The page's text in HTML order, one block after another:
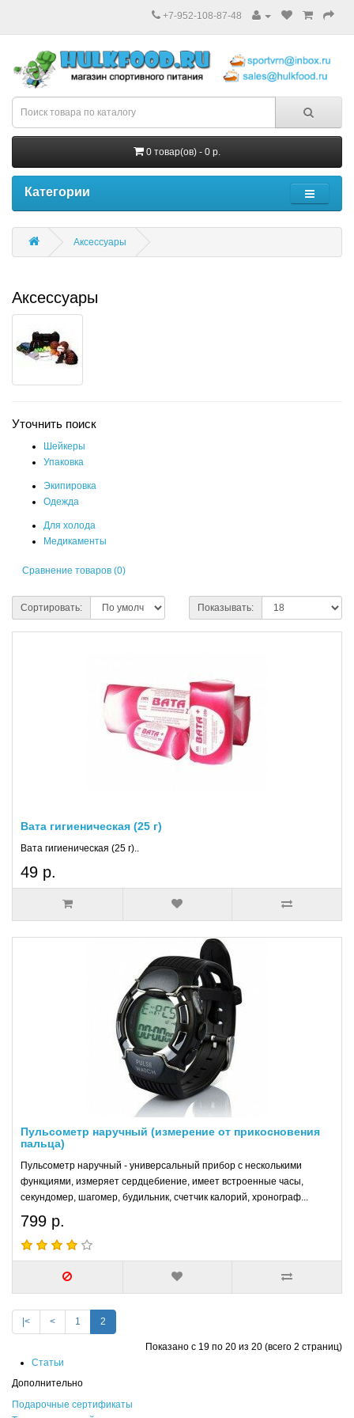
+7-952-108-87-48
0 товар(ов) - 0 р.
Категории
Аксессуары
Аксессуары
Уточнить поиск
Шейкеры
Упаковка
Экипировка
Одежда
Для холода
Медикаменты
Сравнение товаров (0)
Сортировать: Показывать:
Вата гигиеническая (25 г)
Вата гигиеническая (25 г)..
49 р.
Пульсометр наручный (измерение от прикосновения
пальца)
Пульсометр наручный - универсальный прибор с несколькими
функциями, измеряет сердцебиение, имеет встроенные часы,
секундомер, шагомер, будильник, счетчик калорий, хронограф...
799 р.
|< < 1 2
Показано с 19 по 20 из 20 (всего 2 страниц)
Статьи
Дополнительно
Подарочные сертификаты